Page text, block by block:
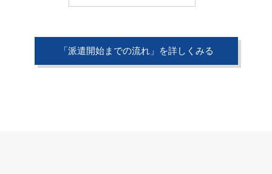
「派遣開始までの流れ」を詳しくみる